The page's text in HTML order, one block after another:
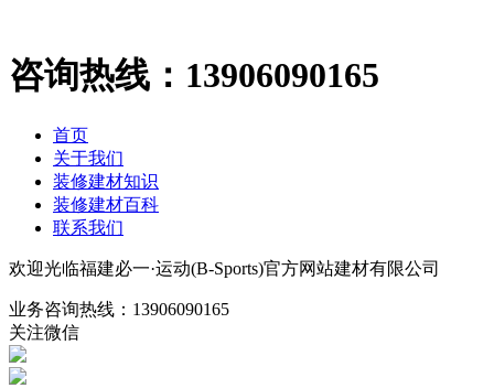
咨询热线： 13906090165
首页
关于我们
装修建材知识
装修建材百科
联系我们
欢迎光临福建必一·运动(B-Sports)官方网站建材有限公司
业务咨询热线： 13906090165
关注微信